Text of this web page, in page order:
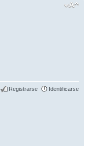
Registrarse Identificarse